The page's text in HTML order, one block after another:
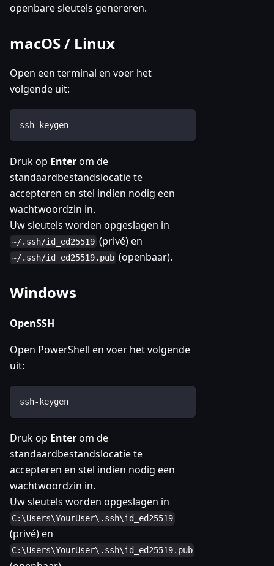
openbare sleutels genereren.
macOS / Linux
Open een terminal en voer het
volgende uit:
ssh-keygen
Druk op Enterom de
standaardbestandslocatie te
accepteren en stel indien nodig een
wachtwoordzin in.
Uw sleutels worden opgeslagen in
~/.ssh/id_ed25519 (privé) en
~/.ssh/id_ed25519.pub (openbaar).
Windows
OpenSSH
Open PowerShell en voer het volgende
uit:
ssh-keygen
Druk op Enterom de
standaardbestandslocatie te
accepteren en stel indien nodig een
wachtwoordzin in.
Uw sleutels worden opgeslagen in
C:\Users\YourUser\.ssh\id_ed25519
(privé) en
C:\Users\YourUser\.ssh\id_ed25519.pub